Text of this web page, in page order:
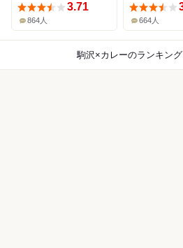
3.71
864人 664人
駒沢×カレーのランキン